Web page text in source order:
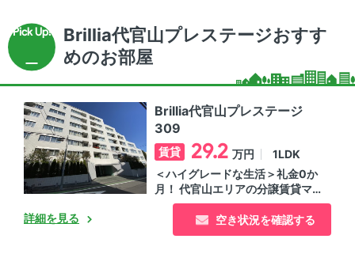
貸ﾏﾝｼｮﾝ
意。
Brillia代官山プレステージおすす
めのお部屋
Brillia代官山プレステージ
309
賃貸 29.2 万円
1LDK
＜ハイグレードな生活＞礼金0か
月！ 代官山エリアの分譲賃貸マ
ンション
空き状況を確認する
詳細を見る